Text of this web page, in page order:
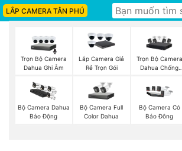
LẮP CAMERA TÂN PHÚ
Trọn Bộ Camera
Dahua Ghi Âm
Lắp Camera Giá
Rẻ Trọn Gói
Trọn Bộ Camera
Dahua Chống
Bộ Camera Dahua
Báo Động
Bộ Camera Full
Color Dahua
Bộ Camera Có
Báo Đông